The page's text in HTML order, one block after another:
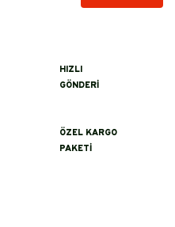
HIZLI
GÖNDERİ
ÖZEL KARGO
PAKETİ